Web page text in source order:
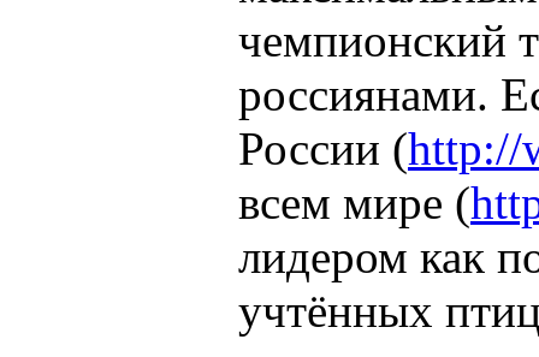
чемпионский
россиянами.
России (http://
всем мире (
лидером как
учтённых